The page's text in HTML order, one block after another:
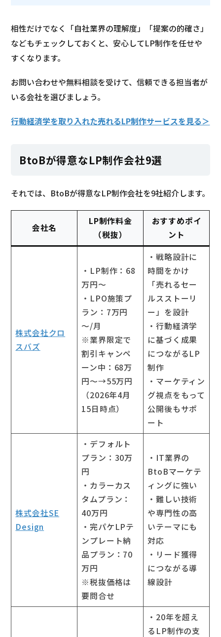
相性だけでなく「自社業界の理解度」「提案の的確さ」
などもチェックしておくと、安心してLP制作を任せや
すくなります。
お問い合わせや無料相談を受けて、信頼できる担当者が
いる会社を選びましょう。
行動経済学を取り入れた売れるLP制作サービスを見る＞
BtoBが得意なLP制作会社9選
それでは、BtoBが得意なLP制作会社を9社紹介します。
会社名
LP制作料金
（税抜）
おすすめポイ
ント
株式会社クロ
スバズ
・LP制作：68
万円～
・LPO施策プ
ラン：7万円
～/月
※業界限定で
割引キャンペ
ーン中：68万
円～→55万円
（2026年4月
15日時点）
・戦略設計に
時間をかけ
「売れるセー
ルスストーリ
ー」を設計
・行動経済学
に基づく成果
につながるLP
制作
・マーケティン
グ視点をもって
公開後もサポ
ート
株式会社SE
Design
・デフォルト
プラン：30万
円
・カラーカス
タムプラン：
40万円
・完パケLPテ
ンプレート納
品プラン：70
万円
※税抜価格は
要問合せ
・IT業界の
BtoBマーケテ
ィングに強い
・難しい技術
や専門性の高
いテーマにも
対応
・リード獲得
につながる導
線設計
・20年を超え
るLP制作の支